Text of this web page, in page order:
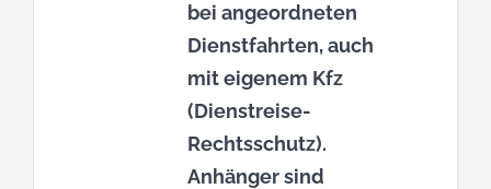
bei angeordneten
Dienstfahrten, auch
mit eigenem Kfz
(Dienstreise-
Rechtsschutz).
Anhänger sind